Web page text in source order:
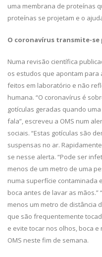
uma membrana de proteínas
proteínas se projetam e o
O coronavírus transmite-se
Numa revisão científica
os estudos que apontam
feitos em laboratório e não
humana. “O coronavírus é
gotículas geradas quando
fala”, escreveu a OMS num
sociais. “Estas gotículas são
suspensas no ar.
se nesse alerta. “Pode ser
menos de um metro de uma
numa superfície contaminada
boca antes de lavar as
menos um metro de distância
que são frequentemente
e evite tocar nos olhos, boca
OMS neste fim de semana.